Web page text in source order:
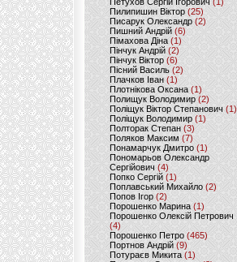
Пилипишин Віктор(25)
Писарук Олександр(2)
Пишний Андрій (6)
Пімахова Діна(1)
Пінчук Андрій(2)
Пінчук Віктор (6)
Пісний Василь (2)
Плачков Іван(1)
Плотнікова Оксана (1)
Полищук Володимир(2)
Поліщук Віктор Степанович(1)
Поліщук Володимир (1)
Полторак Степан(3)
Поляков Максим (7)
Понамарчук Дмитро (1)
Пономарьов Олександр
Сергійович(4)
Попко Сергій (1)
Поплавський Михайло (2)
Попов Ігор(2)
Порошенко Марина (1)
Порошенко Олексій Петрович
(4)
Порошенко Петро (465)
Портнов Андрій (9)
Потураєв Микита(1)